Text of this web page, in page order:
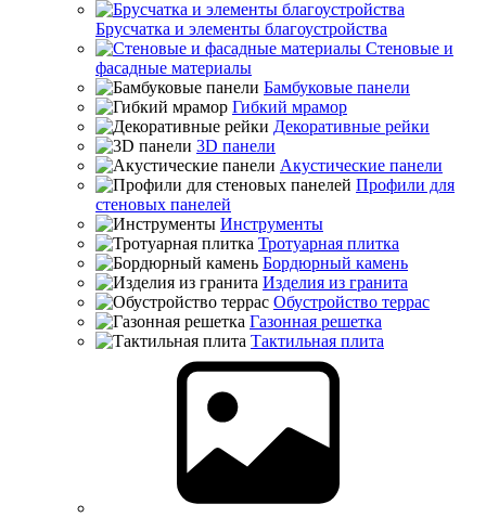
Брусчатка и элементы благоустройства
Стеновые и
фасадные материалы
Бамбуковые панели
Гибкий мрамор
Декоративные рейки
3D панели
Акустические панели
Профили для
стеновых панелей
Инструменты
Тротуарная плитка
Бордюрный камень
Изделия из гранита
Обустройство террас
Газонная решетка
Тактильная плита